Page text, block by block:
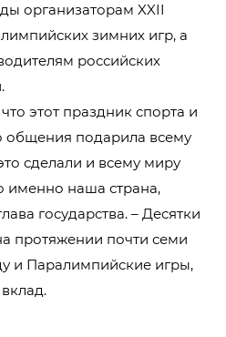
организаторам XXII
зимних игр, а
российских
этот праздник спорта и
общения подарила всему
сделали и всему миру
именно наша страна,
государства. – Десятки
протяжении почти семи
и Паралимпийские игры,